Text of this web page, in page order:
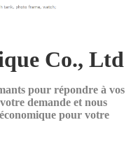
Co., Ltd
pour répondre à vos
demande et nous
pour votre